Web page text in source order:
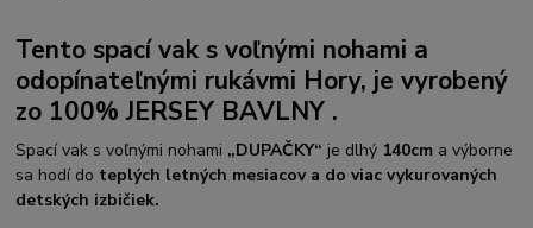
Tento spací vak s voľnými nohami a
odopínateľnými rukávmi Hory, je vyrobený
zo 100% JERSEY BAVLNY .
Spací vak s voľnými nohami „DUPAČKY“ je dlhý 140cm a výborne
sa hodí do teplých letných mesiacov a do viac vykurovaných
detských izbičiek.